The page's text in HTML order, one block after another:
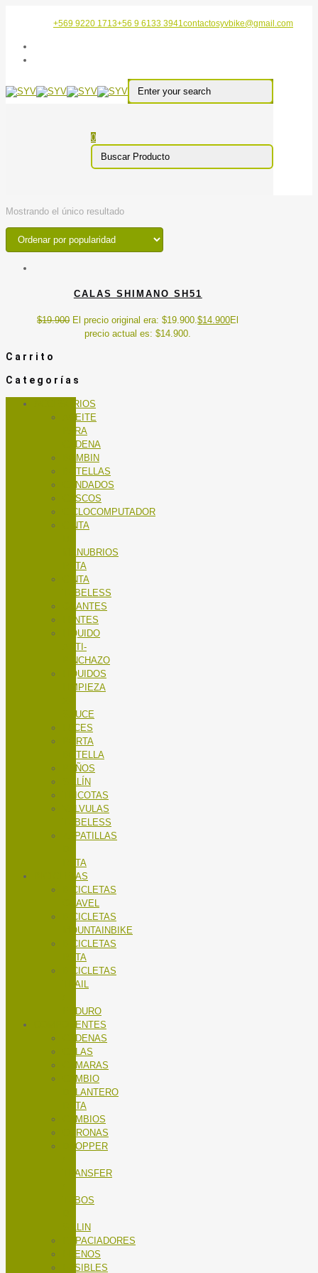
+569 9220 1713+56 9 6133 3941contactosyvbike@gmail.com
0
Mostrando el único resultado
CALAS SHIMANO SH51
$19.900 El precio original era: $19.900.$14.900El
precio actual es: $14.900.
Carrito
Categorías
ACCESORIOS
ACEITE
PARA
CADENA
BOMBIN
BOTELLAS
CANDADOS
CASCOS
CICLOCOMPUTADOR
CINTA
MANUBRIOS
RUTA
CINTA
TUBELESS
GUANTES
LENTES
LÍQUIDO
ANTI-
PINCHAZO
LÍQUIDOS
LIMPIEZA
SAUCE
LUCES
PORTA
BOTELLA
PUÑOS
SILLÍN
TRICOTAS
VALVULAS
TUBELESS
ZAPATILLAS
RUTA
BICICLETAS
BICICLETAS
GRAVEL
BICICLETAS
MOUNTAINBIKE
BICICLETAS
RUTA
BICICLETAS
TRAIL
ENDURO
COMPONENTES
CADENAS
CALAS
CÁMARAS
CAMBIO
DELANTERO
RUTA
CAMBIOS
CORONAS
DROPPER
TRANSFER
TUBOS
SILLIN
ESPACIADORES
FRENOS
FUSIBLES